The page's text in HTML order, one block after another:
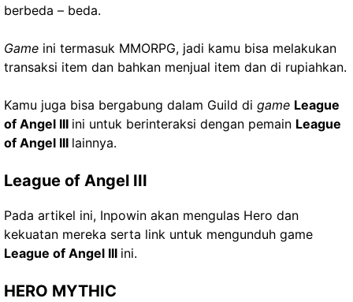
berbeda – beda.
Game ini termasuk MMORPG, jadi kamu bisa melakukan
transaksi item dan bahkan menjual item dan di rupiahkan.
Kamu juga bisa bergabung dalam Guild di game League
of Angel III ini untuk berinteraksi dengan pemain League
of Angel III lainnya.
League of Angel III
Pada artikel ini, Inpowin akan mengulas Hero dan
kekuatan mereka serta link untuk mengunduh game
League of Angel III ini.
HERO MYTHIC